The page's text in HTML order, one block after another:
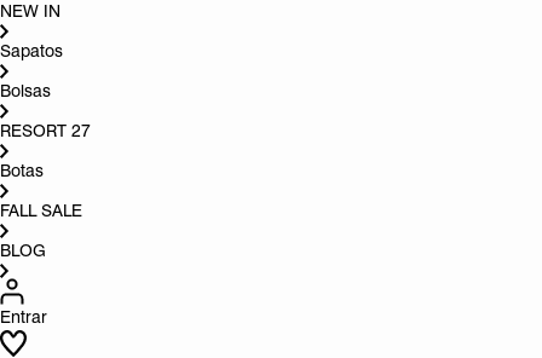
NEW IN
Sapatos
Bolsas
RESORT 27
Botas
FALL SALE
BLOG
Entrar